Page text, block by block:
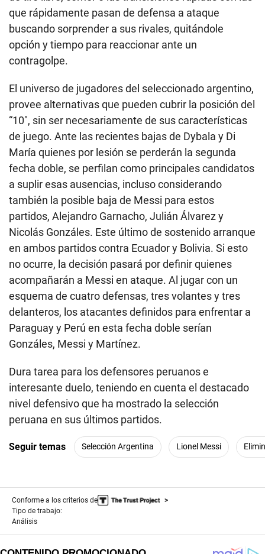
que rápidamente pasan de defensa a ataque
buscando sorprender a sus rivales, quitándole
opción y tiempo para reaccionar ante un
contragolpe.
El universo de jugadores del seleccionado argentino,
provee alternativas que pueden cubrir la posición del
“10″, sin ser necesariamente de sus características
de juego. Ante las recientes bajas de Dybala y Di
María quienes por lesión se perderán la segunda
fecha doble, se perfilan como principales candidatos
a suplir esas ausencias, incluso considerando
también la posible baja de Messi para estos
partidos, Alejandro Garnacho, Julián Álvarez y
Nicolás Gonzáles. Este último de sostenido arranque
en ambos partidos contra Ecuador y Bolivia. Si esto
no ocurre, la decisión pasará por definir quienes
acompañarán a Messi en ataque. Al jugar con un
esquema de cuatro defensas, tres volantes y tres
delanteros, los atacantes definidos para enfrentar a
Paraguay y Perú en esta fecha doble serían
Gonzáles, Messi y Martínez.
Dura tarea para los defensores peruanos e
interesante duelo, teniendo en cuenta el destacado
nivel defensivo que ha mostrado la selección
peruana en sus últimos partidos.
Seguir temas Selección Argentina Lionel Messi
Conforme a los criterios de
Tipo de trabajo:
Análisis